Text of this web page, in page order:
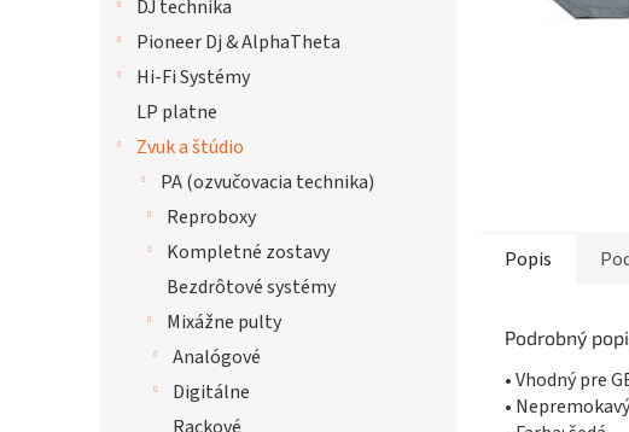
DJ technika
Pioneer Dj & AlphaTheta
Hi-Fi Systémy
LP platne
Zvuk a štúdio
PA (ozvučovacia technika)
Reproboxy
Kompletné zostavy
Bezdrôtové systémy
Mixážne pulty
Analógové
Digitálne
Popis
Podrobný
• Vhodný pre
•